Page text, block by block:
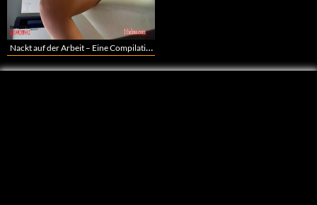
Nackt auf der Arbeit – Eine Compilation